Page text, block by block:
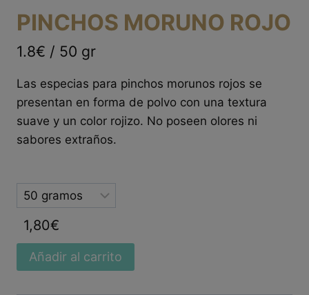
PINCHOS MORUNO ROJO
1.8€ / 50 gr
Las especias para pinchos morunos rojos se
presentan en forma de polvo con una textura
suave y un color rojizo. No poseen olores ni
sabores extraños.
Selected
option
1,80€
Añadir al carrito